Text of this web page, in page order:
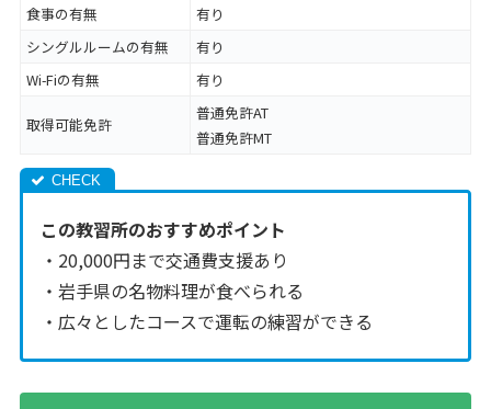
食事の有無
有り
シングルルームの有無
有り
Wi-Fiの有無
有り
取得可能免許
普通免許AT
普通免許MT
この教習所のおすすめポイント
・20,000円まで交通費支援あり
・岩手県の名物料理が食べられる
・広々としたコースで運転の練習ができる